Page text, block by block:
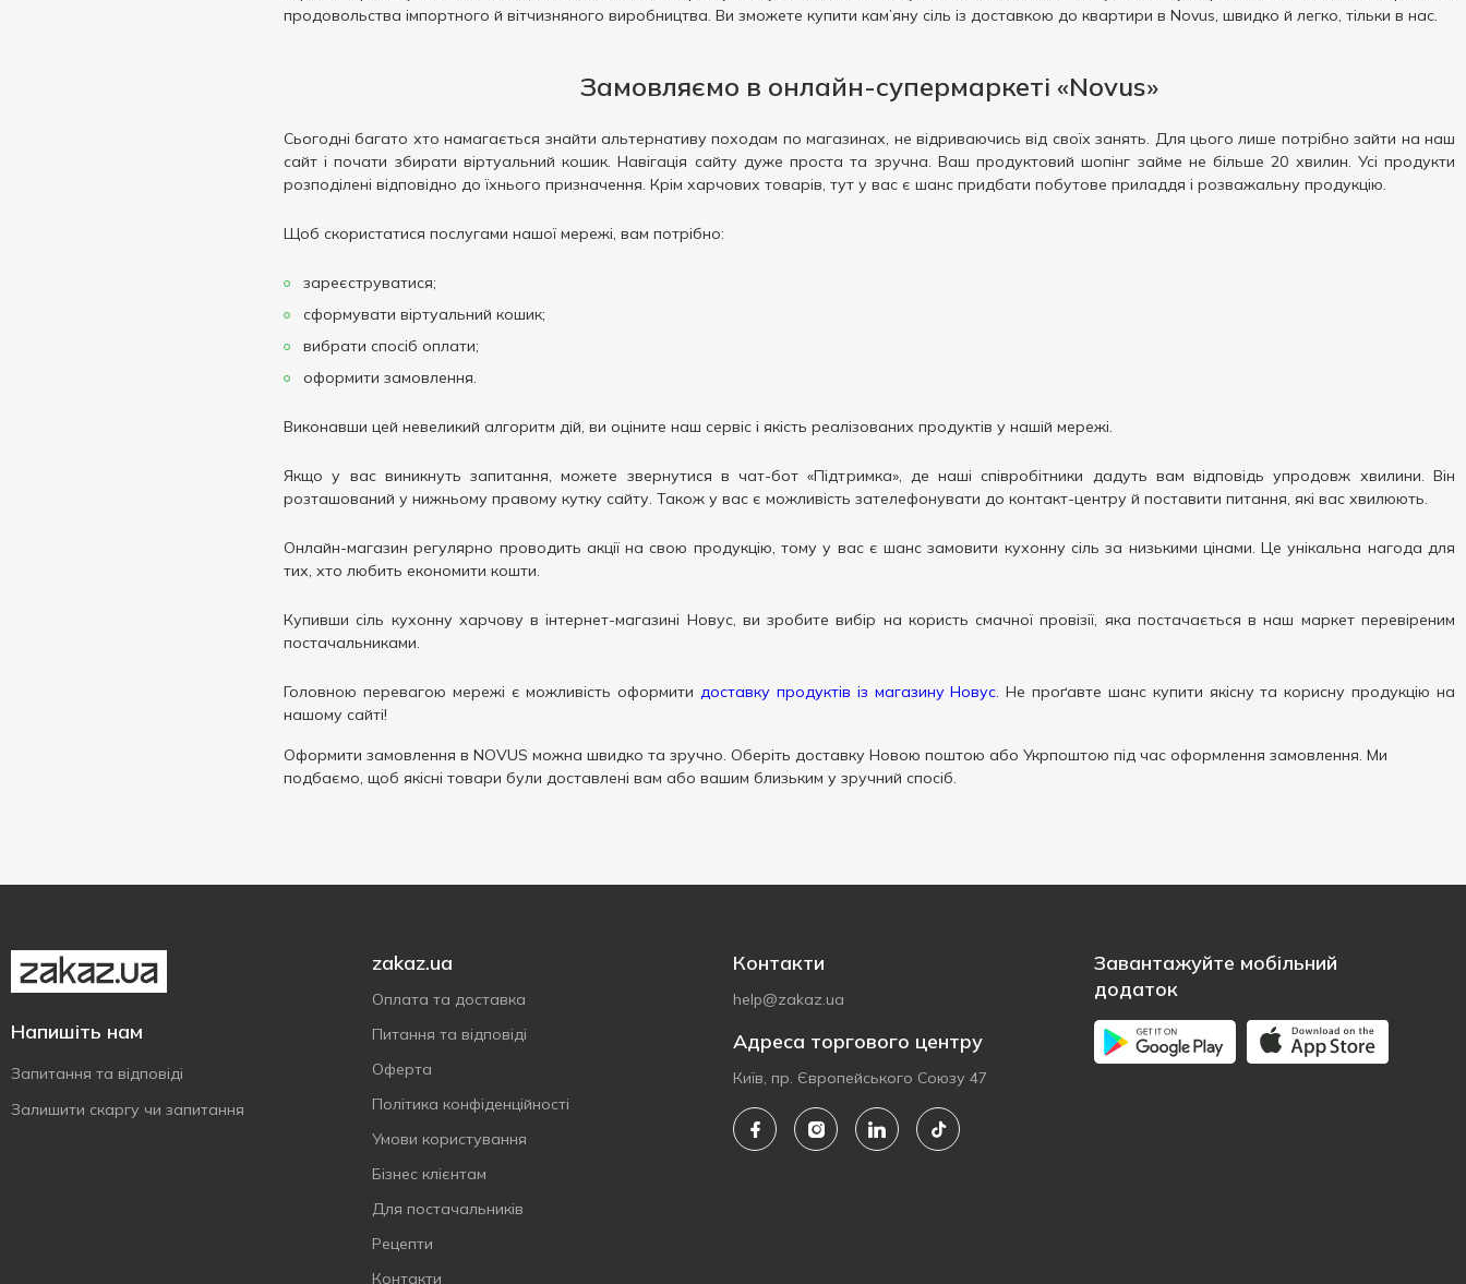
продовольства імпортного й вітчизняного виробництва. Ви зможете купити кам’яну сіль із доставкою до квартири в Novus, швидко й легко, тільки в нас.
Замовляємо в онлайн-супермаркеті «Novus»
Сьогодні багато хто намагається знайти альтернативу походам по магазинах, не відриваючись від своїх занять. Для цього лише потрібно зайти на наш
сайт і почати збирати віртуальний кошик. Навігація сайту дуже проста та зручна. Ваш продуктовий шопінг займе не більше 20 хвилин. Усі продукти
розподілені відповідно до їхнього призначення. Крім харчових товарів, тут у вас є шанс придбати побутове приладдя і розважальну продукцію.
Щоб скористатися послугами нашої мережі, вам потрібно:
зареєструватися;
сформувати віртуальний кошик;
вибрати спосіб оплати;
оформити замовлення.
Виконавши цей невеликий алгоритм дій, ви оціните наш сервіс і якість реалізованих продуктів у нашій мережі.
Якщо у вас виникнуть запитання, можете звернутися в чат-бот «Підтримка», де наші співробітники дадуть вам відповідь упродовж хвилини. Він
розташований у нижньому правому кутку сайту. Також у вас є можливість зателефонувати до контакт-центру й поставити питання, які вас хвилюють.
Онлайн-магазин регулярно проводить акції на свою продукцію, тому у вас є шанс замовити кухонну сіль за низькими цінами. Це унікальна нагода для
тих, хто любить економити кошти.
Купивши сіль кухонну харчову в інтернет-магазині Новус, ви зробите вибір на користь смачної провізії, яка постачається в наш маркет перевіреним
постачальниками.
Головною перевагою мережі є можливість оформитидоставку продуктів із магазину Новус. Не проґавте шанс купити якісну та корисну продукцію на
нашому сайті!
Оформити замовлення в NOVUS можна швидко та зручно. Оберіть доставку Новою поштою або Укрпоштою під час оформлення замовлення. Ми
подбаємо, щоб якісні товари були доставлені вам або вашим близьким у зручний спосіб.
Напишіть нам
Запитання та відповіді
Залишити скаргу чи запитання
zakaz.ua
Оплата та доставка
Питання та відповіді
Оферта
Політика конфіденційності
Умови користування
Бізнес клієнтам
Для постачальників
Рецепти
Контакти
Контакти
help@zakaz.ua
Адреса торгового центру
Київ, пр. Європейського Союзу 47
Завантажуйте мобільний
додаток